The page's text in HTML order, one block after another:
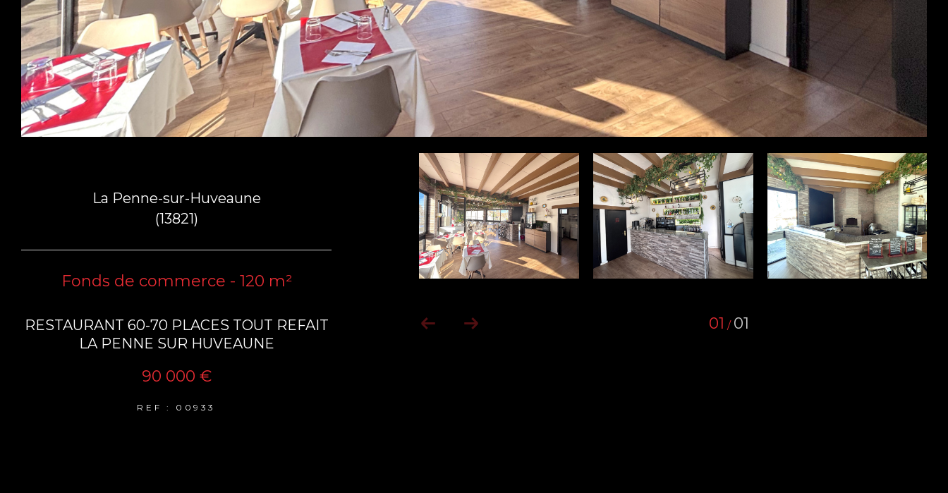
01 / 01
La Penne-sur-Huveaune
(13821)
Fonds de commerce - 120 m²
RESTAURANT 60-70 PLACES TOUT REFAIT
LA PENNE SUR HUVEAUNE
90 000 €
REF : 00933